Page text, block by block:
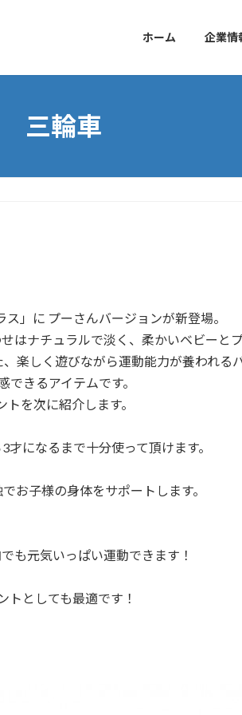
ホーム 企業情
三輪車
」に プーさんバージョンが新登場。
ナチュラルで淡く、柔かいベビーと
楽しく遊びながら運動能力が養われるバ
きるアイテムです。
を次に紹介します。
になるまで十分使って頂けます。
お子様の身体をサポートします。
も元気いっぱい運動できます！
トとしても最適です！